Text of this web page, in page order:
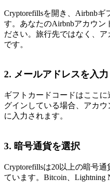
Cryptorefillsを開き、Airbnb
す。あなたのAirbnbアカウン
ださい。旅行先ではなく、
です。
2. メールアドレスを入力
ギフトカードコードはここに
グインしている場合、アカ
に入力されます。
3. 暗号通貨を選択
Cryptorefillsは20以上の暗号
ています。Bitcoin、Lightning